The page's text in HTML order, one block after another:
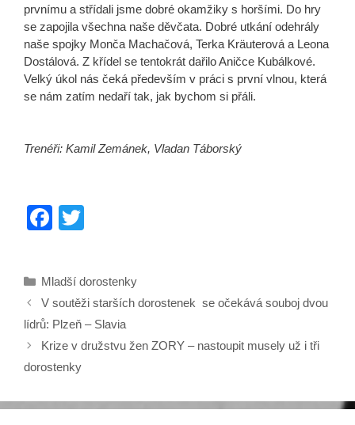
prvnímu a střídali jsme dobré okamžiky s horšími. Do hry
se zapojila všechna naše děvčata. Dobré utkání odehrály
naše spojky Monča Machačová, Terka Kräuterová a Leona
Dostálová. Z křídel se tentokrát dařilo Aničce Kubálkové.
Velký úkol nás čeká především v práci s první vlnou, která
se nám zatím nedaří tak, jak bychom si přáli.
Trenéři: Kamil Zemánek, Vladan Táborský
F
e
b
o
o
k
er
Rubriky
Mladší dorostenky
V soutěži starších dorostenek se očekává souboj dvou
lídrů: Plzeň – Slavia
Krize v družstvu žen ZORY – nastoupit musely už i tři
dorostenky